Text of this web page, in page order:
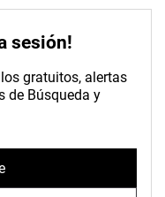
sesión!
gratuitos, alertas
de Búsqueda y